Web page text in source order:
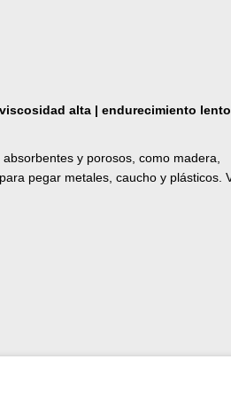
alta | endurecimiento lento
y porosos, como madera,
pegar metales, caucho y plásticos.